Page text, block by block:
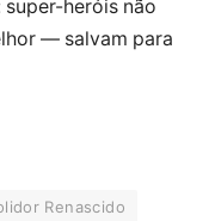
heróis não
— salvam para
Renascido